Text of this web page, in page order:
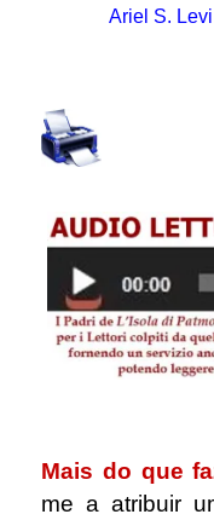
Ariel S.
Mais do que
me a atribuir